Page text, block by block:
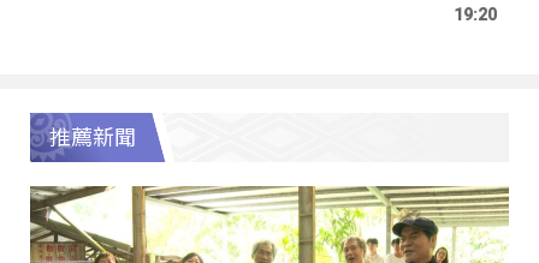
19:20
推薦新聞